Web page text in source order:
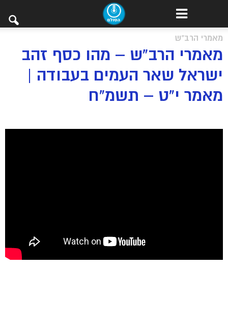
מאמרי הרב"ש
מאמרי הרב”ש – מהו כסף זהב
ישראל שאר העמים בעבודה |
מאמר י”ט – תשמ”ח